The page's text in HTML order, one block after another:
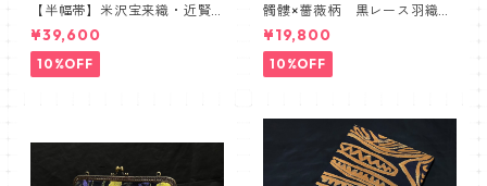
【半幅帯】米沢宝来織・近賢
織物謹製【単衣仕立て】
¥39,600
10%OFF
髑髏×薔薇柄 黒レース羽織
髑髏 薔薇 スカル ローズ
¥19,800
10%OFF